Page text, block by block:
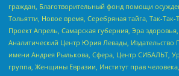
граждан, Благотворительный фонд помощи
Тольятти, Новое время, Серебряная тайга, Так-
Проект Апрель, Самарская губерния, Эра
Аналитический Центр Юрия Левады, Издательство
имени Андрея Рылькова, Сфера, Центр СИБАЛЬТ,
группа, Женщины Евразии, Институт прав